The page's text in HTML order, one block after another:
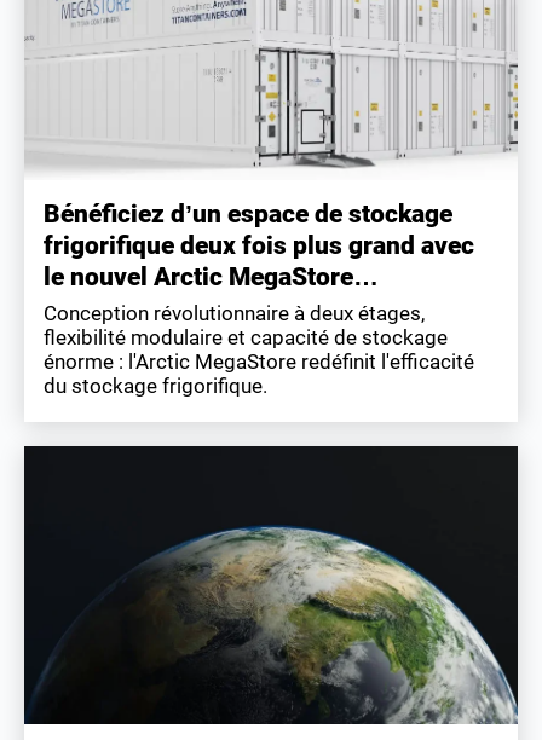
Bénéficiez d’un espace de stockage
frigorifique deux fois plus grand avec
le nouvel Arctic MegaStore…
Conception révolutionnaire à deux étages,
flexibilité modulaire et capacité de stockage
énorme : l'Arctic MegaStore redéfinit l'efficacité
du stockage frigorifique.